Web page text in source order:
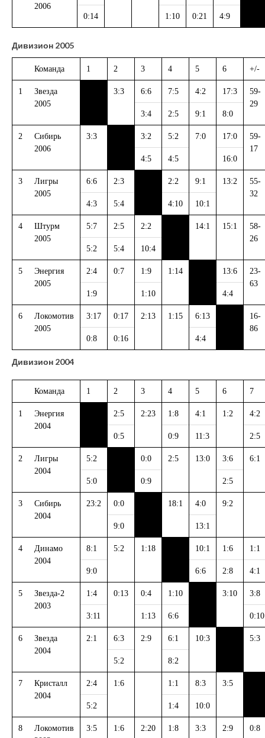
2006
0:14 1:10 0:21 4:9
Дивизион 2005
Команда 1 2 3 4 5 6 +/-
1
Звезда
2005
3:3 6:6 7:5 4:2 17:3
59-
29
3:4
2:5 9:1 8:0
2
Сибирь
2006
3:3 3:2 5:2 7:0 17:0
59-
17
4:5
4:5 16:0
3
Лигры
2005
6:6 2:3 2:2 9:1 13:2
55-
32
4:3
5:4 4:10 10:1
4
Штурм
2005
5:7 2:5 2:2 14:1 15:1
58-
26
5:2
5:4 10:4
5
Энергия
2005
2:4 0:7 1:9 1:14 13:6
23-
63
1:9
1:10 4:4
6
Локомотив
2005
3:17 0:17 2:13 1:15 6:13
16-
86
0:8
0:16 4:4
Дивизион 2004
Команда 1 2 3 4 5 6 7
1
Энергия
2004
2:5 2:23 1:8 4:1 1:2 4:2
0:5 0:9 11:3 2:5
2
Лигры
2004
5:2 0:0 2:5 13:0 3:6 6:1
5:0 0:9 2:5
3
Сибирь
2004
23:2 0:0 18:1 4:0 9:2
9:0 13:1
4
Динамо
2004
8:1 5:2 1:18 10:1 1:6 1:1
9:0 6:6 2:8 4:1
5
Звезда-2
2003
1:4 0:13 0:4 1:10 3:10 3:8
3:11 1:13 6:6 0:10
6
Звезда
2004
2:1 6:3 2:9 6:1 10:3 5:3
5:2 8:2
7
Кристалл
2004
2:4 1:6 1:1 8:3 3:5
5:2 1:4 10:0
8
Локомотив
3:5 1:6 2:20 1:8 3:3 2:9 0:8